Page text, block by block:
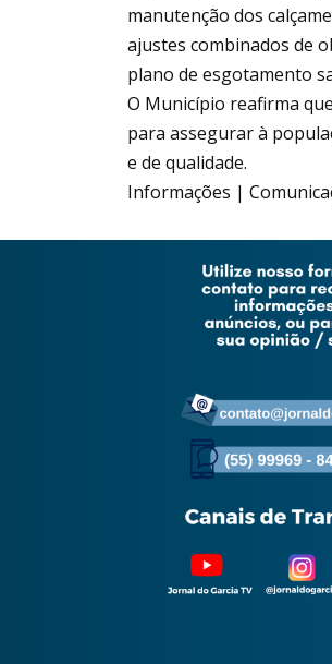
manutenção dos
ajustes combinados de
plano de esgotamento
O Município reafirma
para assegurar à
e de qualidade.
Informações |